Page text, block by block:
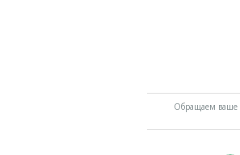
Обращаем ваше